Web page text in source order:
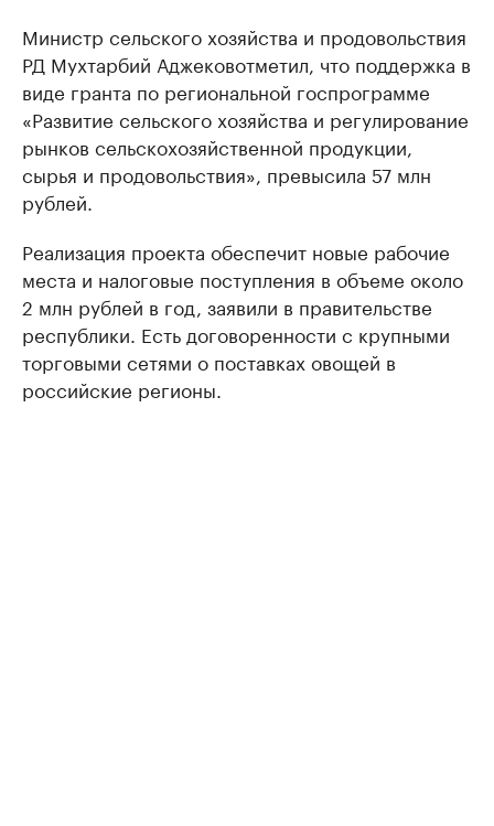
Министр сельского хозяйства и продовольствия
РД Мухтарбий Аджековотметил, что поддержка в
виде гранта по региональной госпрограмме
«Развитие сельского хозяйства и регулирование
рынков сельскохозяйственной продукции,
сырья и продовольствия», превысила 57 млн
рублей.
Реализация проекта обеспечит новые рабочие
места и налоговые поступления в объеме около
2 млн рублей в год, заявили в правительстве
республики. Есть договоренности с крупными
торговыми сетями о поставках овощей в
российские регионы.